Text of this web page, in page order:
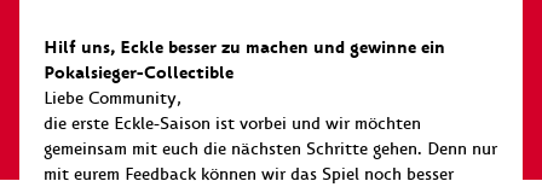
Hilf uns, Eckle besser zu machen und gewinne ein
Pokalsieger-Collectible
Liebe Community,
die erste Eckle-Saison ist vorbei und wir möchten
gemeinsam mit euch die nächsten Schritte gehen. Denn nur
mit eurem Feedback können wir das Spiel noch besser